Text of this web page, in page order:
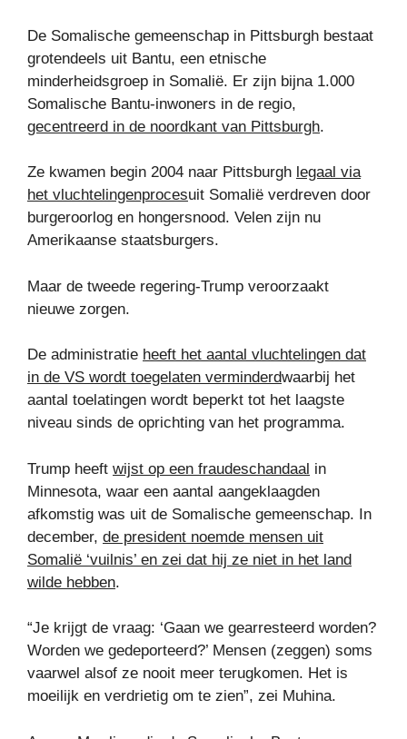
De Somalische gemeenschap in Pittsburgh bestaat
grotendeels uit Bantu, een etnische
minderheidsgroep in Somalië. Er zijn bijna 1.000
Somalische Bantu-inwoners in de regio,
gecentreerd in de noordkant van Pittsburgh.
Ze kwamen begin 2004 naar Pittsburgh legaal via
het vluchtelingenprocesuit Somalië verdreven door
burgeroorlog en hongersnood. Velen zijn nu
Amerikaanse staatsburgers.
Maar de tweede regering-Trump veroorzaakt
nieuwe zorgen.
De administratie heeft het aantal vluchtelingen dat
in de VS wordt toegelaten verminderdwaarbij het
aantal toelatingen wordt beperkt tot het laagste
niveau sinds de oprichting van het programma.
Trump heeft wijst op een fraudeschandaal in
Minnesota, waar een aantal aangeklaagden
afkomstig was uit de Somalische gemeenschap. In
december, de president noemde mensen uit
Somalië ‘vuilnis’ en zei dat hij ze niet in het land
wilde hebben.
“Je krijgt de vraag: ‘Gaan we gearresteerd worden?
Worden we gedeporteerd?’ Mensen (zeggen) soms
vaarwel alsof ze nooit meer terugkomen. Het is
moeilijk en verdrietig om te zien”, zei Muhina.